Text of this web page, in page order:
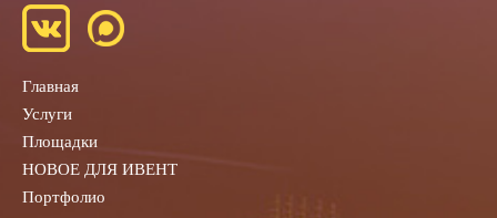
Главная
Услуги
Площадки
НОВОЕ ДЛЯ ИВЕНТ
Портфолио